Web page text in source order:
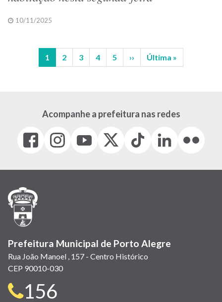
10/11/2025
Paginação
Página
atual
1 Página
2 Página
3 Página
4 Página
5
Próxima
página
››
Última
página
Última »
Acompanhe a prefeitura nas redes
Facebook
(link
em
janela)
Instagram
(link
em
(link
em
(Antigo
(link
Tiktok
(link
em
LinkedIn
(link
em
(link
em
Prefeitura Municipal de Porto Alegre
Rua João Manoel , 157 - Centro Histórico
CEP 90010-030
Telefone
156